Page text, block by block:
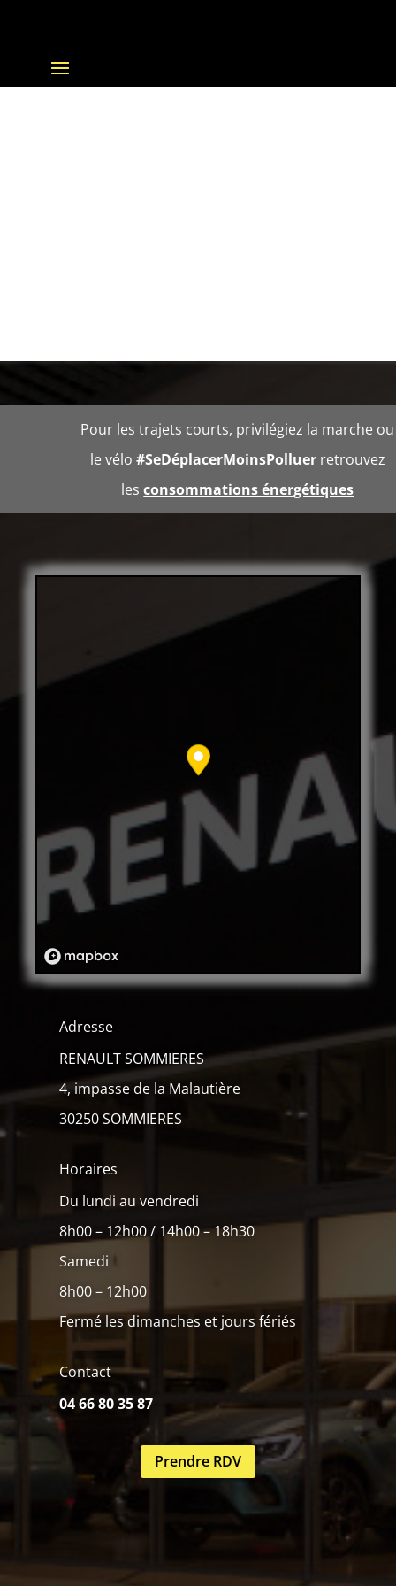
Pour les trajets courts, privilégiez la marche ou
le vélo #SeDéplacerMoinsPolluerretrouvez
lesconsommations énergétiques
Adresse
RENAULT SOMMIERES
4, impasse de la Malautière
30250 SOMMIERES
Horaires
Du lundi au vendredi
8h00 – 12h00 / 14h00 – 18h30
Samedi
8h00 – 12h00
Fermé les dimanches et jours fériés
Contact
04 66 80 35 87
Prendre RDV